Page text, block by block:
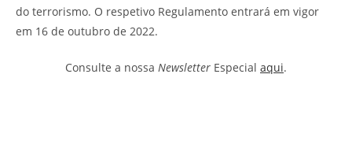
do terrorismo. O respetivo Regulamento entrará em vigor
em 16 de outubro de 2022.
Consulte a nossa Newsletter Especial aqui.